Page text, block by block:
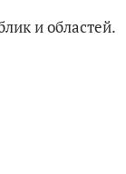
и областей.